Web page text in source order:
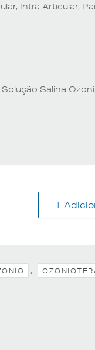
Intra Articular,
Salina
+
,